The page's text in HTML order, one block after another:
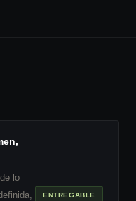
lo
ENTREGABLE